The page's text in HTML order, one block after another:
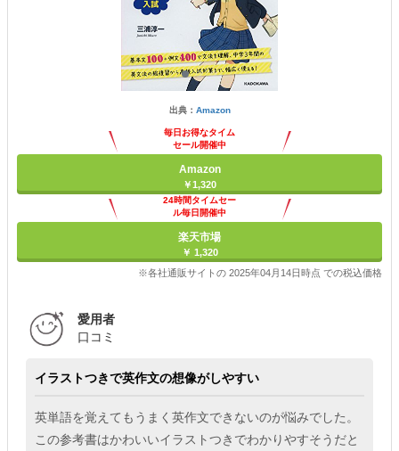
出典： Amazon
毎日お得なタイム
セール開催中
Amazon
￥1,320
24時間タイムセー
ル毎日開催中
楽天市場
￥ 1,320
※各社通販サイトの 2025年04月14日時点 での税込価格
愛用者
口コミ
イラストつきで英作文の想像がしやすい
英単語を覚えてもうまく英作文できないのが悩みでした。
この参考書はかわいいイラストつきでわかりやすそうだと